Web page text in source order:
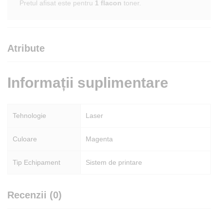
Pretul afisat este pentru 1 flacon toner.
Atribute
Informații suplimentare
Tehnologie Laser
Culoare Magenta
Tip Echipament Sistem de printare
Recenzii (0)